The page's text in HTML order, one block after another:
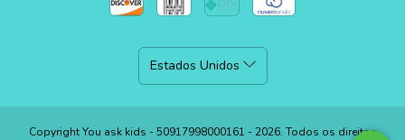
Copyright You ask kids - 50917998000161 - 2026. Todos os direitos